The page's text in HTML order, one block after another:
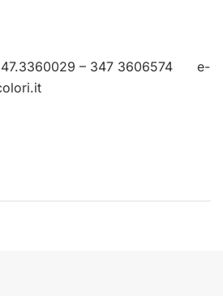
– 347 3606574 e-